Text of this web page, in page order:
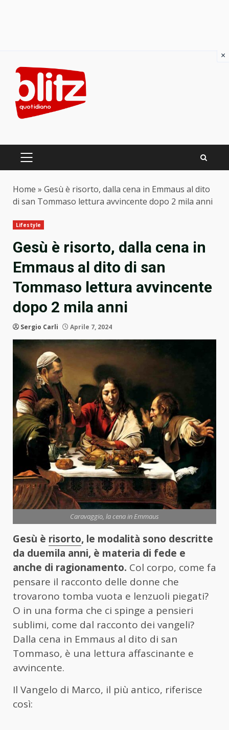
content
PRIMARY
Home » Gesù è risorto, dalla cena in Emmaus al dito
di san Tommaso lettura avvincente dopo 2 mila anni
Lifestyle
Gesù è risorto, dalla cena in
Emmaus al dito di san
Tommaso lettura avvincente
dopo 2 mila anni
Sergio Carli Aprile 7, 2024
Caravaggio, la cena in Emmaus
Gesù è risorto, le modalità sono descritte
da duemila anni, è materia di fede e
anche di ragionamento. Col corpo, come fa
pensare il racconto delle donne che
trovarono tomba vuota e lenzuoli piegati?
O in una forma che ci spinge a pensieri
sublimi, come dal racconto dei vangeli?
Dalla cena in Emmaus al dito di san
Tommaso, è una lettura affascinante e
avvincente.
Il Vangelo di Marco, il più antico, riferisce
così:
×